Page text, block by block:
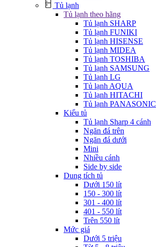
Tủ lạnh
Tủ lạnh theo hãng
Tủ lạnh SHARP
Tủ lạnh FUNIKI
Tủ lạnh HISENSE
Tủ lạnh MIDEA
Tủ lạnh TOSHIBA
Tủ lạnh SAMSUNG
Tủ lạnh LG
Tủ lạnh AQUA
Tủ lạnh HITACHI
Tủ lạnh PANASONIC
Kiểu tủ
Tủ lạnh Sharp 4 cánh
Ngăn đá trên
Ngăn đá dưới
Mini
Nhiều cánh
Side by side
Dung tích tủ
Dưới 150 lít
150 - 300 lít
301 - 400 lít
401 - 550 lít
Trên 550 lít
Mức giá
Dưới 5 triệu